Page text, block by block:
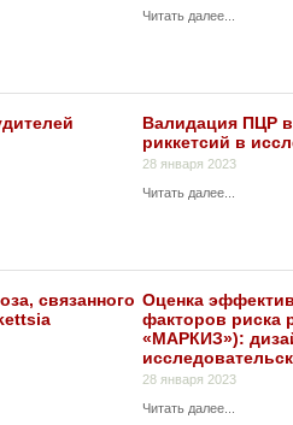
Читать далее...
Валидация ПЦР
риккетсий в
28 января 2023
Читать далее...
связанного Оценка
факторов риска
«МАРКИЗ»):
28 января 2023
Читать далее...